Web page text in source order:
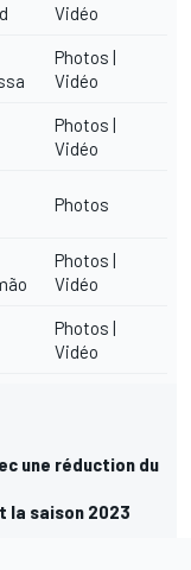
Vidéo
Photos
Vidéo
Photos
Vidéo
Photos
Photos
Vidéo
Photos
Vidéo
une réduction du
la saison 2023